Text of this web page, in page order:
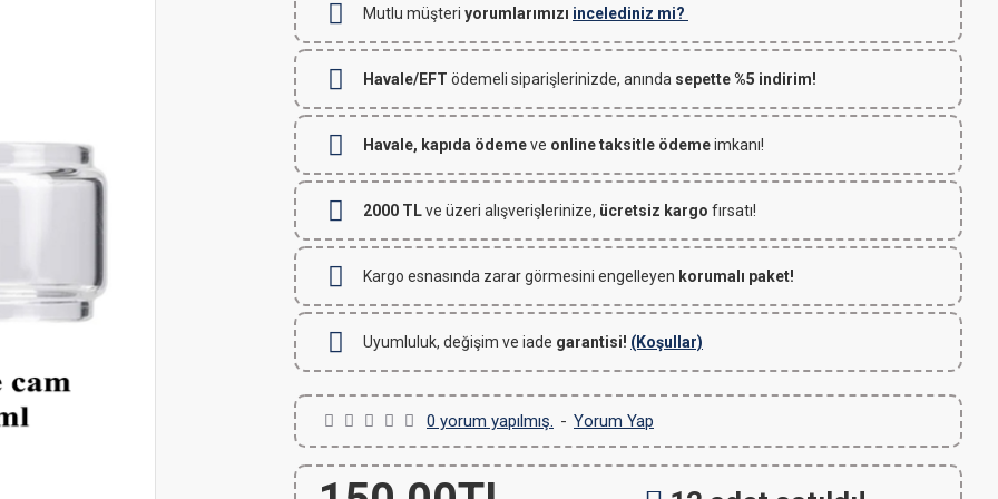
Mutlu müşteri yorumlarımızı incelediniz mi?
Havale/EFT ödemeli siparişlerinizde, anında sepette %5 indirim!
Havale, kapıda ödemeve online taksitle ödemeimkanı!
2000 TLve üzeri alışverişlerinize, ücretsiz kargo fırsatı!
Kargo esnasında zarar görmesini engelleyen korumalı paket!
Uyumluluk, değişim ve iade garantisi! (Koşullar)
0 yorum yapılmış. - Yorum Yap